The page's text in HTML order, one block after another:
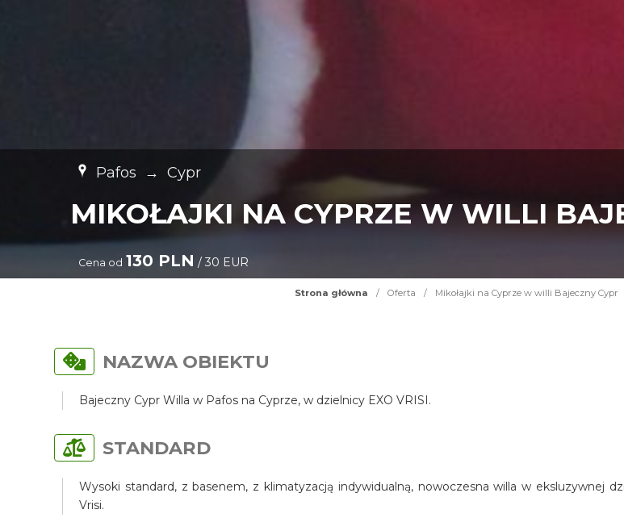
Pafos → Cypr
MIKOŁAJKI NA CYPRZE W WILLI
Cena od 130 PLN / 30 EUR
Strona główna / Oferta / Mikołajki na Cyprze w willi Bajeczny Cypr
NAZWA OBIEKTU
Bajeczny Cypr Willa w Pafos na Cyprze, w dzielnicy EXO VRISI.
STANDARD
Wysoki standard, z basenem, z klimatyzacją indywidualną, nowoczesna willa w eksluzywnej
Vrisi.